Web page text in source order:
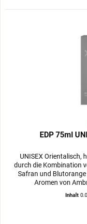
EDP 75ml
UNISEX Orientalisch,
durch die Kombination
Safran und
Aromen von
Inhalt